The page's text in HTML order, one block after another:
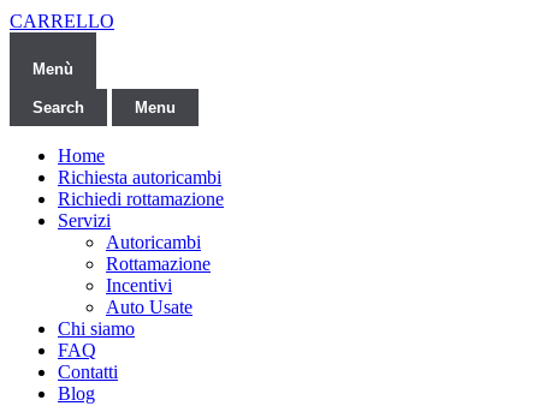
CARRELLO
Menù
Search Menu
Home
Richiesta autoricambi
Richiedi rottamazione
Servizi
Autoricambi
Rottamazione
Incentivi
Auto Usate
Chi siamo
FAQ
Contatti
Blog